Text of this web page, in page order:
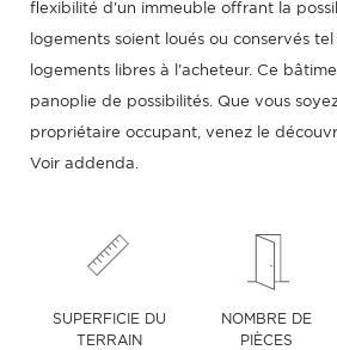
flexibilité d'un immeuble offrant la
logements soient loués ou conservés
logements libres à l'acheteur. Ce
panoplie de possibilités. Que vous
propriétaire occupant, venez le
Voir addenda.
SUPERFICIE DU
TERRAIN
NOMBRE DE
PIÈCES